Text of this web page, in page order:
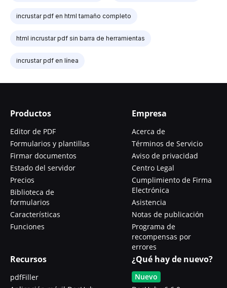
incrustar pdf en html tamaño completo
html incrustar pdf sin barra de herramientas
incrustar pdf en línea
Productos
Editor de PDF
Formularios y plantillas
Firmar documentos
Estado del servidor
Precios
Biblioteca de
formularios
Características
Funciones
Empresa
Acerca de
Términos de Servicio
Aviso de privacidad
Centro Legal
Cumplimiento de Firma
Electrónica
Asistencia
Notas de publicación
Programa de
recompensas por
errores
Recursos
pdfFiller
¿Qué hay de nuevo?
Nuevo